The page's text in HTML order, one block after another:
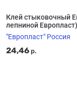
Клей стыковочный
лепниной Европласт)
"Европласт" Россия
24,46 р.